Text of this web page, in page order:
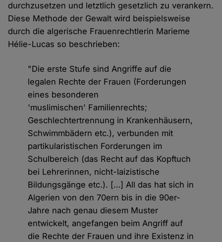
durchzusetzen und letztlich gesetzlich zu verankern.
Diese Methode der Gewalt wird beispielsweise
durch die algerische Frauenrechtlerin Marieme
Hélie-Lucas so beschrieben:
"Die erste Stufe sind Angriffe auf die
legalen Rechte der Frauen (Forderungen
eines besonderen
'muslimischen' Familienrechts;
Geschlechtertrennung in Krankenhäusern,
Schwimmbädern etc.), verbunden mit
partikularistischen Forderungen im
Schulbereich (das Recht auf das Kopftuch
bei Lehrerinnen, nicht-laizistische
Bildungsgänge etc.). […] All das hat sich in
Algerien von den 70ern bis in die 90er-
Jahre nach genau diesem Muster
entwickelt, angefangen beim Angriff auf
die Rechte der Frauen und ihre Existenz in